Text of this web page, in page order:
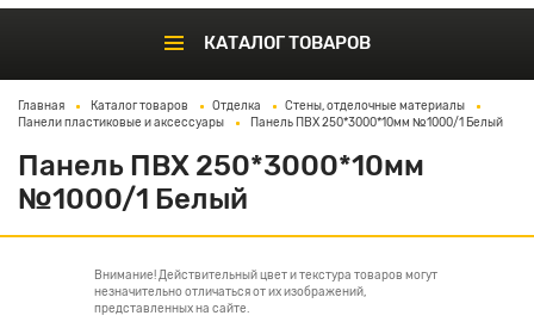
КАТАЛОГ ТОВАРОВ
Главная Каталог товаров Отделка
Стены, отделочные материалы
Панели пластиковые и аксессуары
Панель ПВХ 250*3000*10мм №1000/1 Белый
Панель ПВХ 250*3000*10мм
№1000/1 Белый
Внимание! Действительный цвет и текстура товаров могут
незначительно отличаться от их изображений,
представленных на сайте.